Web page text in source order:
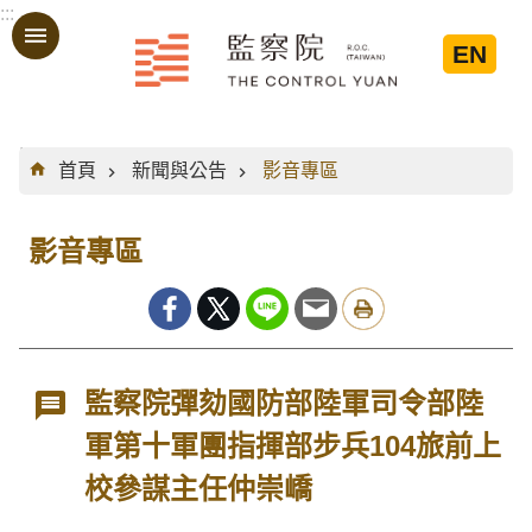
跳到主要內容區塊
:::
EN
:::
首頁
新聞與公告 影音專區
影音專區
監察院彈劾國防部陸軍司令部陸
軍第十軍團指揮部步兵104旅前上
校參謀主任仲崇嶠